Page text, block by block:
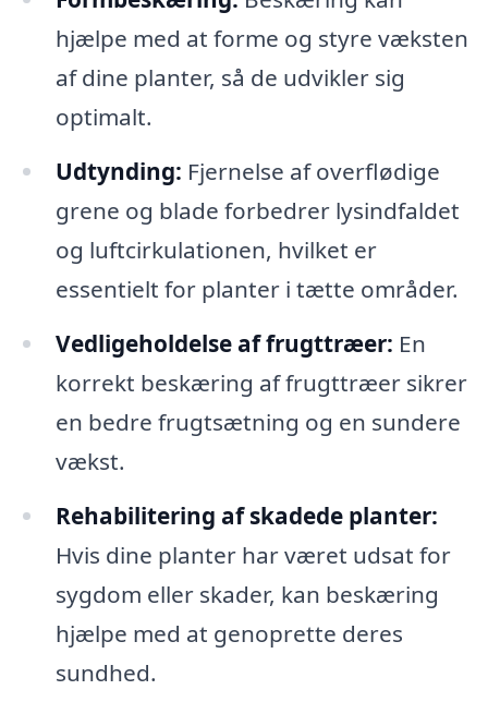
hjælpe med at forme og styre væksten
af dine planter, så de udvikler sig
optimalt.
Udtynding: Fjernelse af overflødige
grene og blade forbedrer lysindfaldet
og luftcirkulationen, hvilket er
essentielt for planter i tætte områder.
Vedligeholdelse af frugttræer: En
korrekt beskæring af frugttræer sikrer
en bedre frugtsætning og en sundere
vækst.
Rehabilitering af skadede planter:
Hvis dine planter har været udsat for
sygdom eller skader, kan beskæring
hjælpe med at genoprette deres
sundhed.